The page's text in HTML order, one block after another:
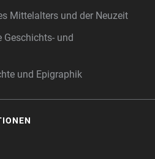
Mittelalters und der Neuzeit
und
und Epigraphik